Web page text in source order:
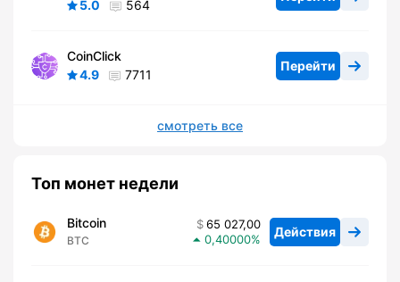
5.0
564
CoinClick
4.9
7711
Перейти
смотреть все
Топ монет недели
Bitcoin
BTC
65 027,00
0,40000
Действия